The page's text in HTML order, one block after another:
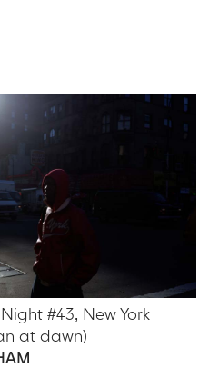
#43, New York
at dawn)